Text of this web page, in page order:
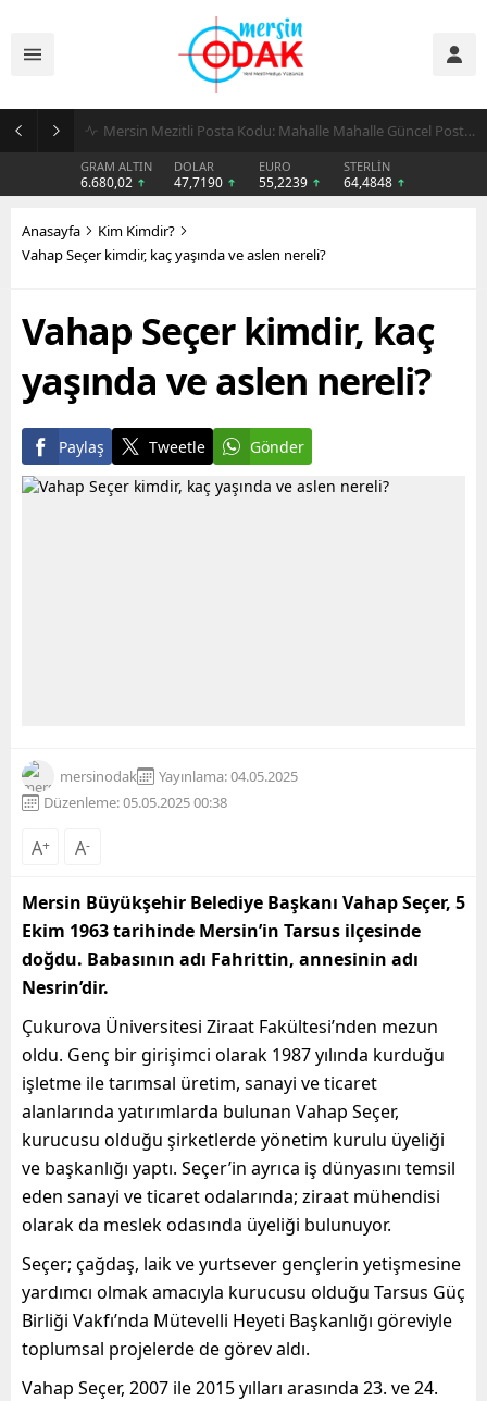
Günlük Stil İçin Erkek Sneaker Önerileri
GRAM ALTIN
6.680,02
DOLAR
47,7190
EURO
55,2239
STERLİN
64,4848
Anasayfa
Kim Kimdir?
Vahap Seçer kimdir, kaç yaşında ve aslen nereli?
Vahap Seçer kimdir, kaç
yaşında ve aslen nereli?
Paylaş Tweetle Gönder
mersinodak
Yayınlama: 04.05.2025
Düzenleme: 05.05.2025 00:38
A+ A-
Mersin Büyükşehir Belediye Başkanı Vahap Seçer, 5
Ekim 1963 tarihinde Mersin’in Tarsus ilçesinde
doğdu. Babasının adı Fahrittin, annesinin adı
Nesrin’dir.
Çukurova Üniversitesi Ziraat Fakültesi’nden mezun
oldu. Genç bir girişimci olarak 1987 yılında kurduğu
işletme ile tarımsal üretim, sanayi ve ticaret
alanlarında yatırımlarda bulunan Vahap Seçer,
kurucusu olduğu şirketlerde yönetim kurulu üyeliği
ve başkanlığı yaptı. Seçer’in ayrıca iş dünyasını temsil
eden sanayi ve ticaret odalarında; ziraat mühendisi
olarak da meslek odasında üyeliği bulunuyor.
Seçer; çağdaş, laik ve yurtsever gençlerin yetişmesine
yardımcı olmak amacıyla kurucusu olduğu Tarsus Güç
Birliği Vakfı’nda Mütevelli Heyeti Başkanlığı göreviyle
toplumsal projelerde de görev aldı.
Vahap Seçer, 2007 ile 2015 yılları arasında 23. ve 24.